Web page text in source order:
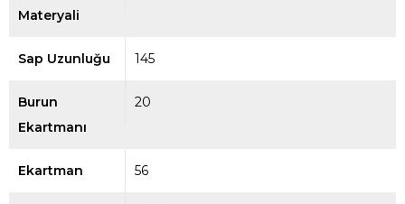
Materyali
Sap Uzunluğu 145
Burun
Ekartmanı
20
Ekartman 56